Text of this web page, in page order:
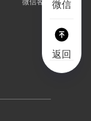
微信客服 微信
返回